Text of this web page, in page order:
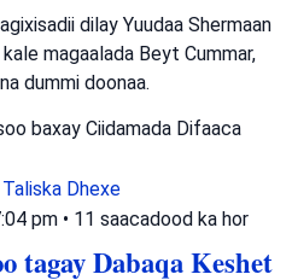
dilay Yuudaa Shermaan
magaalada Beyt Cummar,
dummi doonaa.
baxay Ciidamada Difaaca
Taliska Dhexe
pm • 11 saacadood ka hor
tagay Dabaqa Keshet